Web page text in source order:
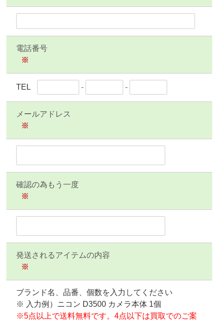
電話番号
※
TEL - -
メールアドレス
※
確認の為もう一度
※
発送されるアイテムの内容
※
ブランド名、品番、個数を入力してください
※ 入力例）ニコン D3500 カメラ本体 1個
※5点以上で送料無料です。4点以下は買取でのご案